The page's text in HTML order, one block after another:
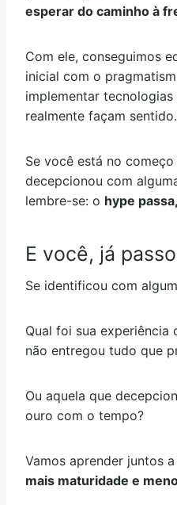
esperar do caminho à
Com ele, conseguimos
inicial com o
implementar
realmente façam sentido.
Se você está no
decepcionou com
lembre-se: o hype
E você, já
Se identificou com
Qual foi sua experiência
não entregou tudo que
Ou aquela que
ouro com o tempo?
Vamos aprender juntos a
mais maturidade e